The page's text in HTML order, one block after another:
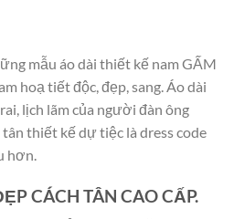
mẫu áo dài thiết kế nam GẤM
hoạ tiết độc, đẹp, sang. Áo dài
lịch lãm của người đàn ông
tân thiết kế dự tiệc là dress code
hơn.
CÁCH TÂN CAO CẤP.